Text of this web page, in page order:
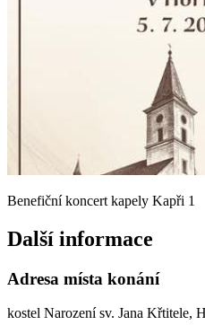
Benefiční koncert kapely Kapři 1
Další informace
Adresa místa konání
kostel Narození sv. Jana Křtitele,